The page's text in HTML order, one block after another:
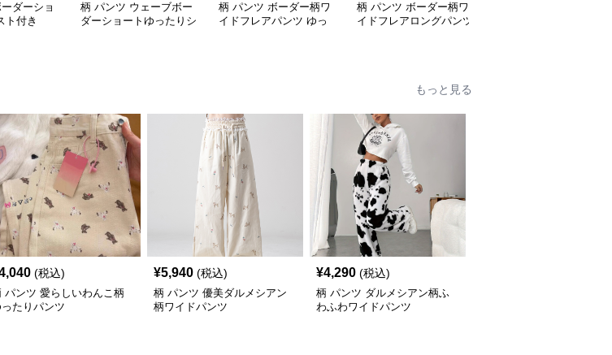
ダーショ
ト付き
柄 パンツ ウェーブボー
ダーショートゆったりシ
柄 パンツ ボーダー柄ワ
イドフレアパンツ ゆっ
柄 パンツ ボーダー柄ワ
イドフレアロングパンツ
もっと見る
(税込)
パンツ 愛らしいわんこ柄
たりパンツ
¥5,940 (税込)
柄 パンツ 優美ダルメシアン
柄ワイドパンツ
¥4,290 (税込)
柄 パンツ ダルメシアン柄ふ
わふわワイドパンツ